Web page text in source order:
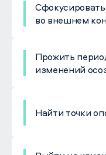
во внешнем
Прожить
изменений
Найти точки